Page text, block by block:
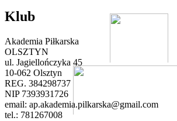
Klub
Akademia Piłkarska
OLSZTYN
ul. Jagiellończyka 45
10-062 Olsztyn
REG. 384298737
NIP 7393931726
email: ap.akademia.pilkarska@gmail.com
tel.: 781267008